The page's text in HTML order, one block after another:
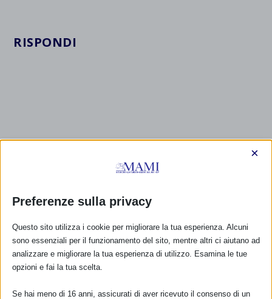
RISPONDI
Preferenze sulla privacy
×
Questo sito utilizza i cookie per migliorare la tua esperienza. Alcuni
sono essenziali per il funzionamento del sito, mentre altri ci aiutano ad
analizzare e migliorare la tua esperienza di utilizzo. Esamina le tue
opzioni e fai la tua scelta.
Se hai meno di 16 anni, assicurati di aver ricevuto il consenso di un